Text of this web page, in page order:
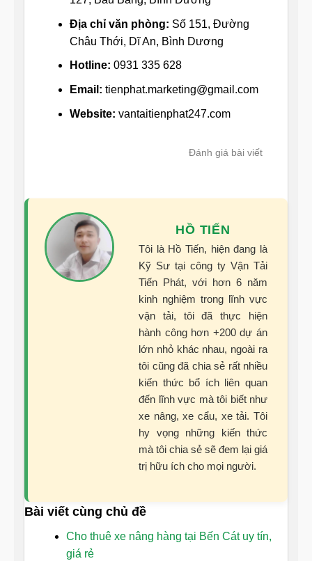
Địa chỉ văn phòng: Số 151, Đường
Châu Thới, Dĩ An, Bình Dương
Hotline: 0931 335 628
Email: tienphat.marketing@gmail.com
Website: vantaitienphat247.com
Đánh giá bài viết
HỒ TIẾN
Tôi là Hồ Tiến, hiện đang là
Kỹ Sư tại công ty Vận Tải
Tiến Phát, với hơn 6 năm
kinh nghiệm trong lĩnh vực
vận tải, tôi đã thực hiện
hành công hơn +200 dự án
lớn nhỏ khác nhau, ngoài ra
tôi cũng đã chia sẻ rất nhiều
kiến thức bổ ích liên quan
đến lĩnh vực mà tôi biết như
xe nâng, xe cẩu, xe tải. Tôi
hy vọng những kiến thức
mà tôi chia sẻ sẽ đem lại giá
trị hữu ích cho mọi người.
Bài viết cùng chủ đề
Cho thuê xe nâng hàng tại Bến Cát uy tín,
giá rẻ